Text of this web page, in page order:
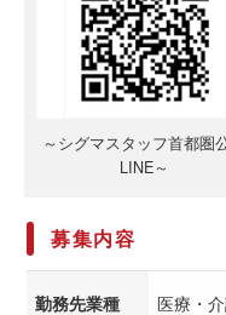
～シグマスタッフ首都圏
LINE～
募集内容
勤務先業種 医療・